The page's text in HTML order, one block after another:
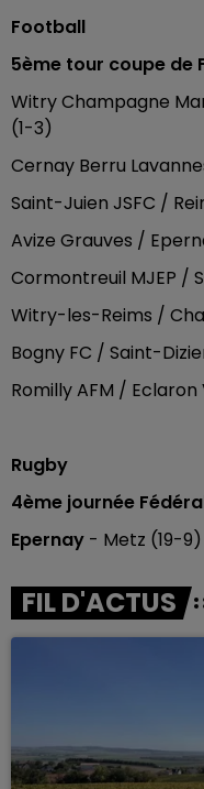
Football
5ème tour coupe de
Witry Champagne
(1-3)
Cernay Berru
Saint-Juien JSFC /
Avize Grauves /
Cormontreuil MJEP /
Witry-les-Reims /
Bogny FC / Saint-
Romilly AFM /
Rugby
4ème journée
Epernay - Metz (19-9)
FIL D'ACTUS